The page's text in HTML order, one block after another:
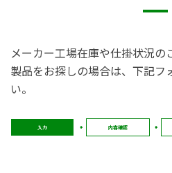
メーカー工場在庫や仕掛状況の
製品をお探しの場合は、下記フ
い。
入力 内容確認